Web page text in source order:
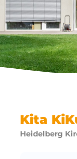
Kita
Heidelberg